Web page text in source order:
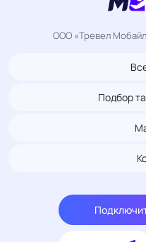
ООО «Тревел
Подбор